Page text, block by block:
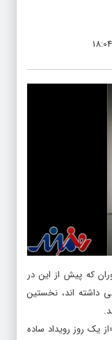
که پیش از این در
داشته اند، نخستین
یک روز رویداد ساده